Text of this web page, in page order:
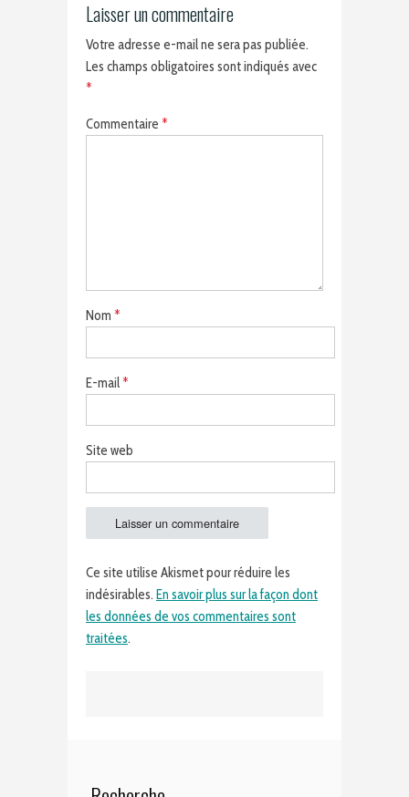
Laisser un commentaire
Votre adresse e-mail ne sera pas publiée.
Les champs obligatoires sont indiqués avec
*
Commentaire *
Nom *
E-mail*
Site web
Ce site utilise Akismet pour réduire les
indésirables. En savoir plus sur la façon dont
les données de vos commentaires sont
traitées.